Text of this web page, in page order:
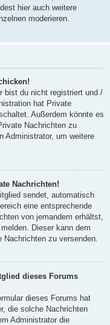
hier auch weitere
moderieren.
bist du nicht registriert und /
hat Private
Außerdem könnte es
Nachrichten zu
Administrator, um weitere
Nachrichten!
sendet, automatisch
eine entsprechende
von jemandem erhältst,
Dieser kann dem
Nachrichten zu versenden.
dieses Forums
dieses Forums hat
die solche Nachrichten
Administrator die